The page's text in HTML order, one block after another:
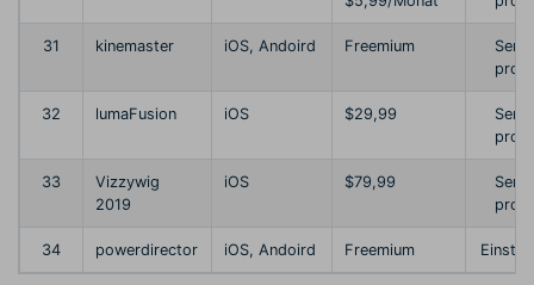
31 kinemaster iOS, Andoird Freemium
32 lumaFusion iOS $29,99
33
Vizzywig
2019
iOS $79,99
34 powerdirector iOS, Andoird Freemium